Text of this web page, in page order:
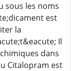
sous les noms
est
la
Il
dans
Citalopram est